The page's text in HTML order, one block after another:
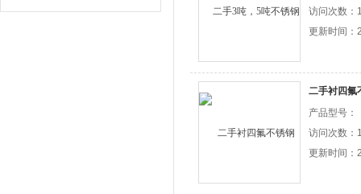
访问次数：
更新时间：
二手衬四氟
产品型号：
访问次数：
更新时间：